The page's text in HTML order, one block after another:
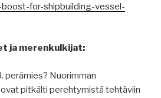
for-shipbuilding-vessel-
ja merenkulkijat:
perämies? Nuorimman
pitkälti perehtymistä tehtäviin